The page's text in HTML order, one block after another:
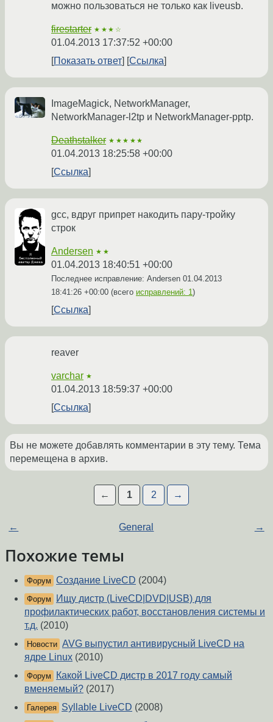
можно пользоваться не только как liveusb.
firestarter ★★★☆
01.04.2013 17:37:52 +00:00
Показать ответ
Ссылка
ImageMagick, NetworkManager,
NetworkManager-l2tp и NetworkManager-pptp.
Deathstalker ★★★★★
01.04.2013 18:25:58 +00:00
Ссылка
gcc, вдруг припрет накодить пару-тройку
строк
Andersen ★★
01.04.2013 18:40:51 +00:00
Последнее исправление: Andersen 01.04.2013
18:41:26 +00:00 (всего исправлений: 1)
Ссылка
reaver
varchar ★
01.04.2013 18:59:37 +00:00
Ссылка
Вы не можете добавлять комментарии в эту тему. Тема
перемещена в архив.
← 1 2 →
← General →
Похожие темы
Форум Создание LiveCD (2004)
Форум
Ищу дистр (LiveCD|DVD|USB) для
профилактических работ, восстановления системы и
т.д. (2010)
Новости AVG выпустил антивирусный LiveCD на
ядре Linux (2010)
Форум
Какой LiveCD дистр в 2017 году самый
вменяемый? (2017)
Галерея Syllable LiveCD (2008)